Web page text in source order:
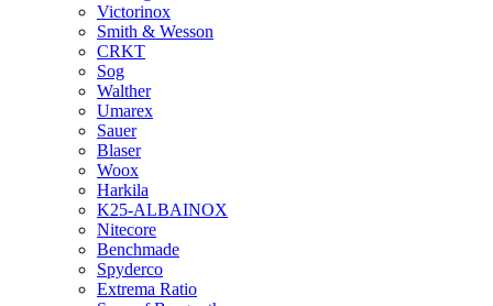
Victorinox
Smith & Wesson
CRKT
Sog
Walther
Umarex
Sauer
Blaser
Woox
Harkila
K25-ALBAINOX
Nitecore
Benchmade
Spyderco
Extrema Ratio